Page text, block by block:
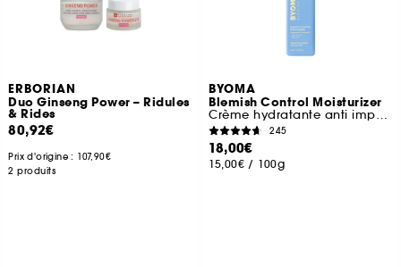
ERBORIAN
Duo Ginseng Power – Ridules
& Rides
80,92€
Prix d'origine : 107,90€
2 produits
BYOMA
Blemish Control Moisturizer
Crème hydratante anti imperfections
245
18,00€
15,00€ / 100g